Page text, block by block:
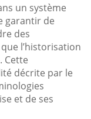
un système
garantir de
des
l’historisation
Cette
décrite par le
et de ses